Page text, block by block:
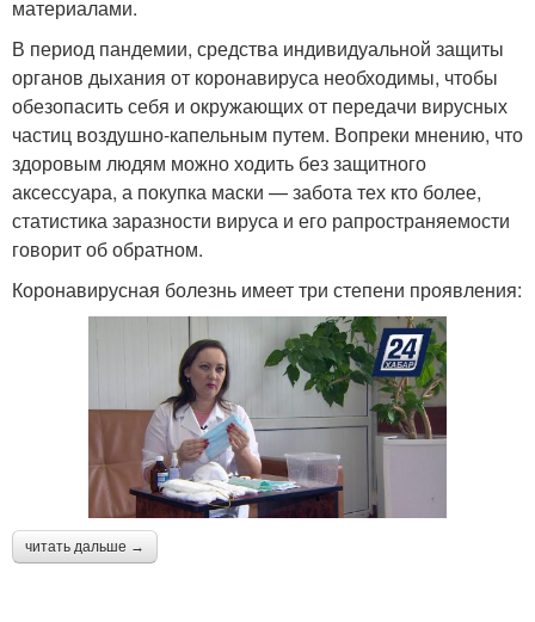
материалами.
В период пандемии, средства индивидуальной защиты
органов дыхания от коронавируса необходимы, чтобы
обезопасить себя и окружающих от передачи вирусных
частиц воздушно-капельным путем. Вопреки мнению, что
здоровым людям можно ходить без защитного
аксессуара, а покупка маски — забота тех кто более,
статистика заразности вируса и его рапространяемости
говорит об обратном.
Коронавирусная болезнь имеет три степени проявления:
читать дальше →